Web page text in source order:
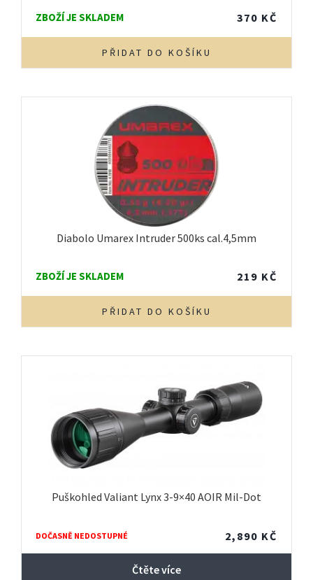
ZBOŽÍ JE SKLADEM 370 KČ
PŘIDAT DO KOŠÍKU
Diabolo Umarex Intruder 500ks cal.4,5mm
ZBOŽÍ JE SKLADEM 219 KČ
PŘIDAT DO KOŠÍKU
Puškohled Valiant Lynx 3-9×40 AOIR Mil-Dot
DOČASNĚ NEDOSTUPNÉ 2,890 KČ
Čtěte více